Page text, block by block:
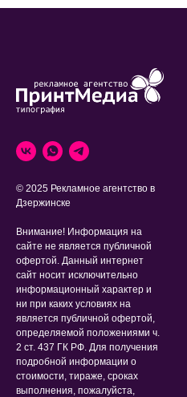
© 2025 Рекламное агентство в
Дзержинске
Внимание! Информация на
сайте не является публичной
офертой. Данный интернет
сайт носит исключительно
информационный характер и
ни при каких условиях на
является публичной офертой,
определяемой положениями ч.
2 ст. 437 ГК РФ. Для получения
подробной информации о
стоимости, тираже, сроках
выполнения, пожалуйста,